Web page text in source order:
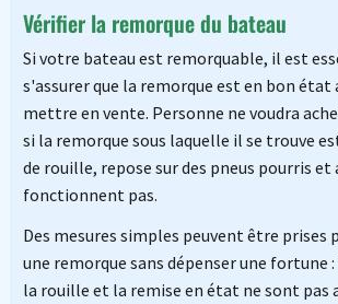
Vérifier la remorque du bateau
Si votre bateau est remorquable, il est
s'assurer que la remorque est en bon état
mettre en vente. Personne ne voudra
si la remorque sous laquelle il se trouve
de rouille, repose sur des pneus pourris et
fonctionnent pas.
Des mesures simples peuvent être prises
une remorque sans dépenser une
la rouille et la remise en état ne sont pas